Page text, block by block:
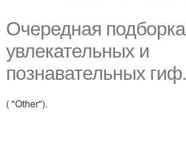
Очередная подборка
увлекательных и
познавательных гиф.
( "Other").